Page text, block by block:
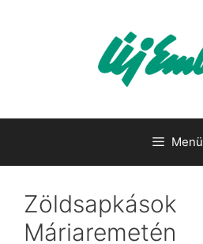
Menü
Zöldsapkások
Máriaremetén